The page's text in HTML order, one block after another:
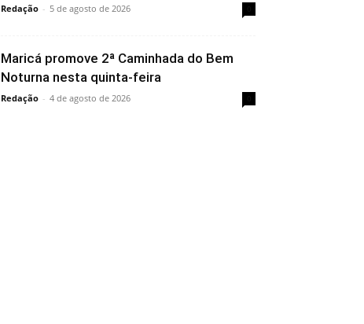
Redação - 5 de agosto de 2026
Maricá promove 2ª Caminhada do Bem
Noturna nesta quinta-feira
Redação - 4 de agosto de 2026